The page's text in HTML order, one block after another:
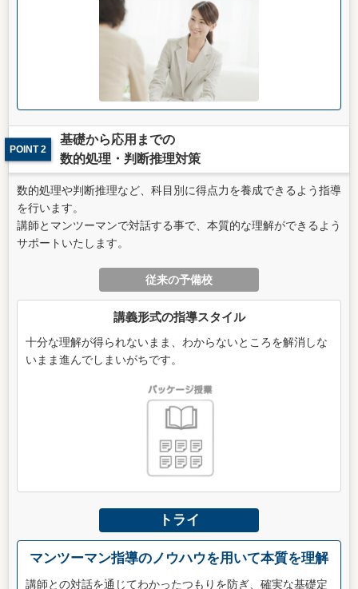
POINT 2
基礎から応用までの
数的処理・判断推理対策
数的処理や判断推理など、科目別に得点力を養成できるよう指導
を行います。
講師とマンツーマンで対話する事で、本質的な理解ができるよう
サポートいたします。
従来の予備校
講義形式の指導スタイル
十分な理解が得られないまま、わからないところを解消しな
いまま進んでしまいがちです。
トライ
マンツーマン指導のノウハウを用いて本質を理解
講師との対話を通じてわかったつもりを防ぎ、確実な基礎定